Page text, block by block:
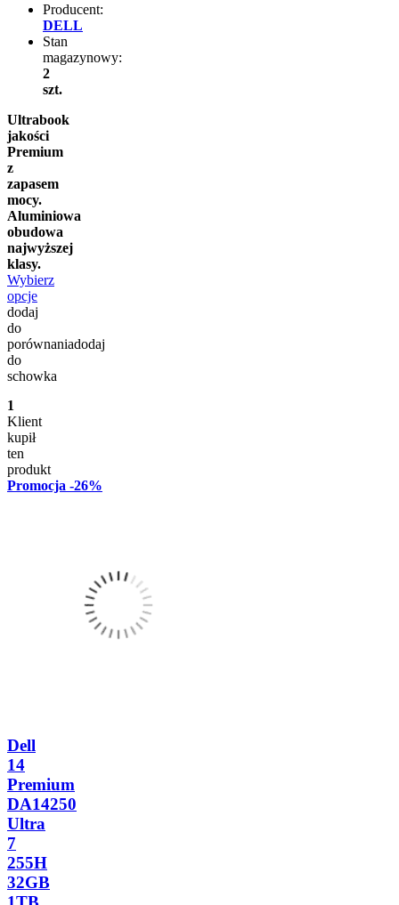
Producent:
DELL
Stan
magazynowy:
2
szt.
Ultrabook
jakości
Premium
z
zapasem
mocy.
Aluminiowa
obudowa
najwyższej
klasy.
Wybierz
opcje
dodaj
do
porównaniadodaj
do
schowka
1
Klient
kupił
ten
produkt
Promocja -26%
Dell
14
Premium
DA14250
Ultra
7
255H
32GB